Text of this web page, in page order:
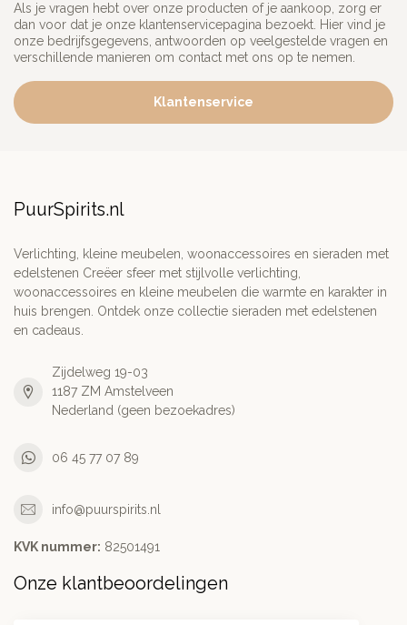
Als je vragen hebt over onze producten of je aankoop, zorg er
dan voor dat je onze klantenservicepagina bezoekt. Hier vind je
onze bedrijfsgegevens, antwoorden op veelgestelde vragen en
verschillende manieren om contact met ons op te nemen.
Klantenservice
PuurSpirits.nl
Verlichting, kleine meubelen, woonaccessoires en sieraden met
edelstenen Creëer sfeer met stijlvolle verlichting,
woonaccessoires en kleine meubelen die warmte en karakter in
huis brengen. Ontdek onze collectie sieraden met edelstenen
en cadeaus.
Zijdelweg 19-03
1187 ZM Amstelveen
Nederland (geen bezoekadres)
06 45 77 07 89
info@puurspirits.nl
KVK nummer: 82501491
Onze klantbeoordelingen